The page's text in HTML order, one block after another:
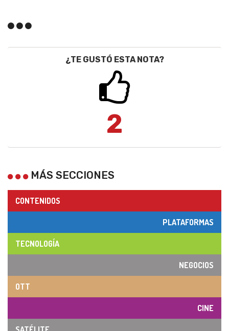
¿TE GUSTÓ ESTA NOTA?
2
MÁS SECCIONES
CONTENIDOS
PLATAFORMAS
TECNOLOGÍA
NEGOCIOS
OTT
CINE